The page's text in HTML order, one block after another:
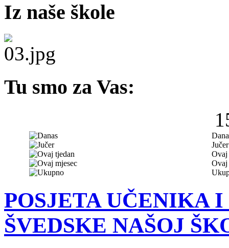
Iz naše škole
Tu smo za Vas:
Jučer
Ovaj
Ovaj
POSJETA UČENIKA
ŠVEDSKE NAŠOJ